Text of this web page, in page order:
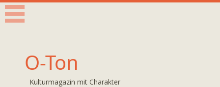
O-Ton
Kulturmagazin mit Charakter